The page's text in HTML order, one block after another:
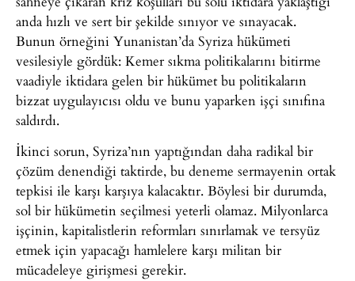
anda hızlı ve sert bir şekilde sınıyor ve sınayacak.
Bunun örneğini Yunanistan’da Syriza hükümeti
vesilesiyle gördük: Kemer sıkma politikalarını bitirme
vaadiyle iktidara gelen bir hükümet bu politikaların
bizzat uygulayıcısı oldu ve bunu yaparken işçi sınıfına
saldırdı.
İkinci sorun, Syriza’nın yaptığından daha radikal bir
çözüm denendiği taktirde, bu deneme sermayenin ortak
tepkisi ile karşı karşıya kalacaktır. Böylesi bir durumda,
sol bir hükümetin seçilmesi yeterli olamaz. Milyonlarca
işçinin, kapitalistlerin reformları sınırlamak ve tersyüz
etmek için yapacağı hamlelere karşı militan bir
mücadeleye girişmesi gerekir.